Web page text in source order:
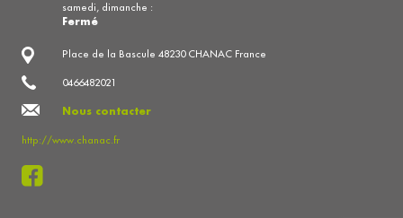
Place de la Bascule 48230 CHANAC France
0466482021
Nous contacter
http://www.chanac.fr
samedi, dimanche :
Fermé